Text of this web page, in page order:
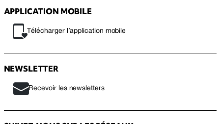
APPLICATION MOBILE
Télécharger l’application mobile
NEWSLETTER
Recevoir les newsletters